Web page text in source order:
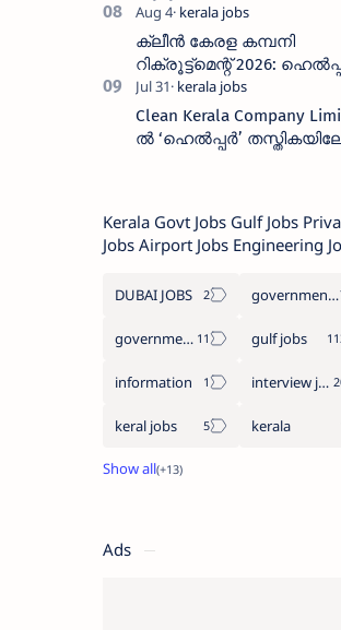
ആശ വർക്കർ ഒഴിവുകളിൽ
അപേക്ഷിക്കാം
ക്ലീൻ കേരള കമ്പനി
റിക്രൂട്ട്മെന്റ് 2026:
തസ്തികയിലേക്ക് ഓഗസ്റ്റ് 5-ന്
വാക്ക് ഇൻ ഇന്റർവ്യൂ
Clean Kerala Company
ൽ ‘ഹെൽപ്പർ’
Kerala Govt Jobs Gulf Jobs
Jobs Airport Jobs Engineering
DUBAI JOBS government information
government jobs gulf jobs
information interview jobs
keral jobs kerala
Ads